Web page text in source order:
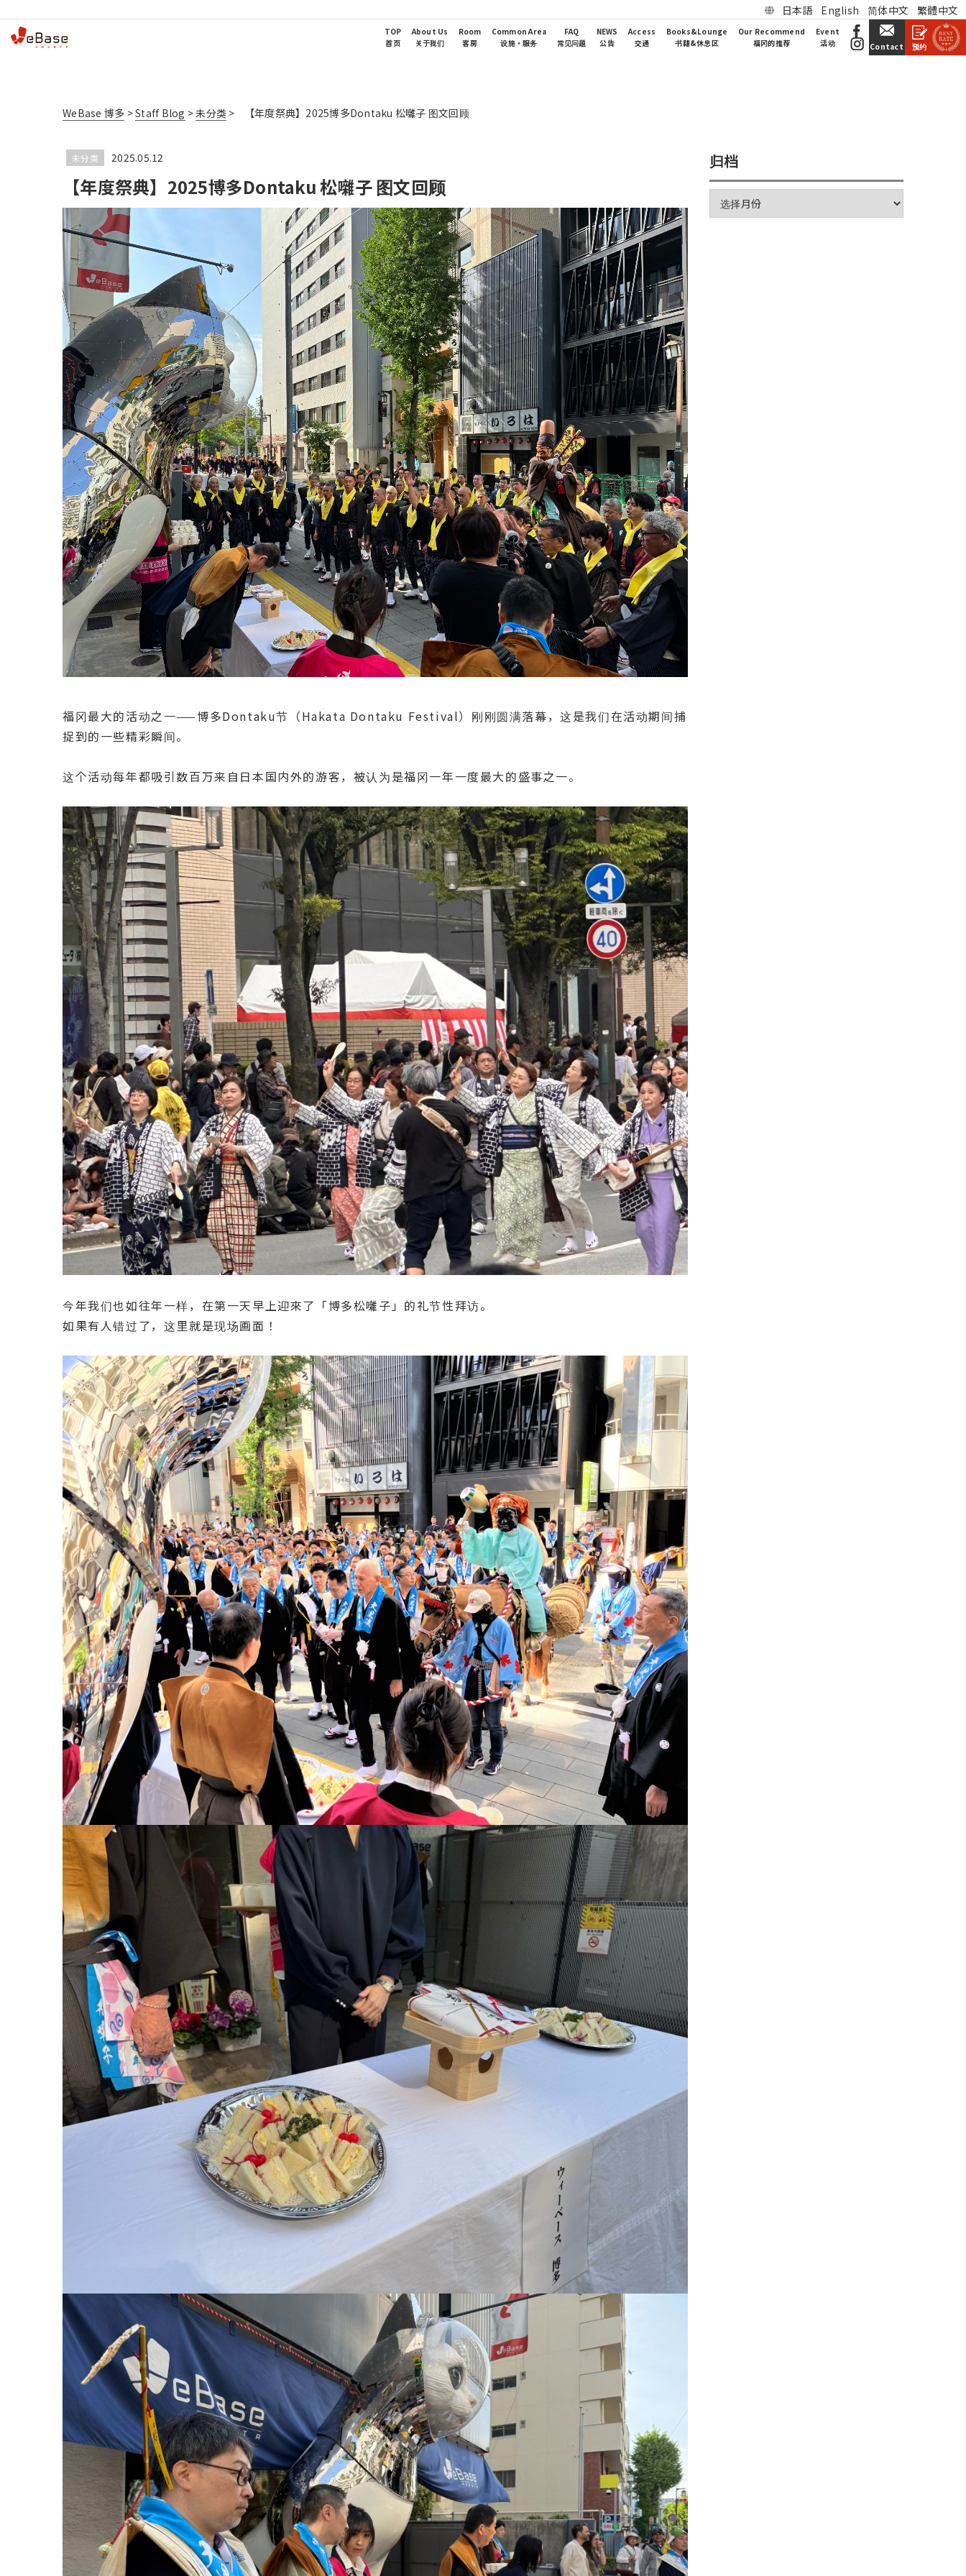
日本語 English 简体中文 繁體中文
预约
Contact
TOP
首页
About Us
关于我们
Room
客房
Common Area
设施・服务
FAQ
常见问题
NEWS
公告
Access
交通
Books&Lounge
书籍&休息区
Our Recommend
福冈的推荐
Event
活动
WeBase 博多 >Staff Blog >未分类 > 【年度祭典】2025博多Dontaku 松囃子 图文回顾
未分类 2025.05.12
【年度祭典】2025博多Dontaku 松囃子 图文回顾
福冈最大的活动之一——博多Dontaku节（Hakata Dontaku Festival）刚刚圆满落幕，这是我们在活动期间捕
捉到的一些精彩瞬间。
这个活动每年都吸引数百万来自日本国内外的游客，被认为是福冈一年一度最大的盛事之一。
今年我们也如往年一样，在第一天早上迎來了「博多松囃子」的礼节性拜访。
如果有人错过了，这里就是现场画面！
归档